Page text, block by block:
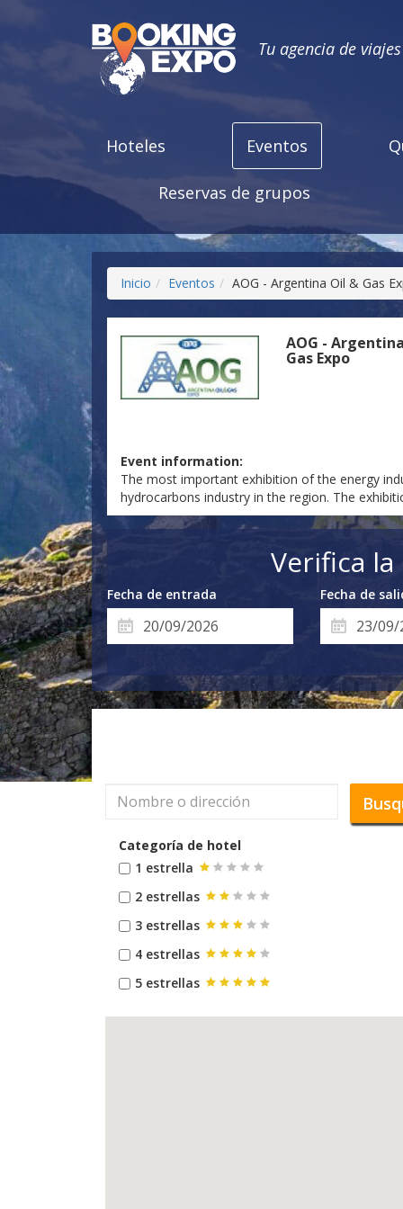
Tu agencia de
Hoteles Eventos
Reservas de grupos
Inicio Eventos AOG - Argentina Oil & Gas
AOG -
Gas Expo
Event information:
The most important exhibition of the energy
hydrocarbons industry in the region. The
Verifica
Fecha de entrada Fecha de
Categoría de hotel
1 estrella
2 estrellas
3 estrellas
4 estrellas
5 estrellas